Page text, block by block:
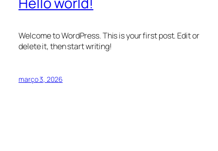
Welcome to WordPress. This is your first post. Edit or
delete it, then start writing!
março 3, 2026